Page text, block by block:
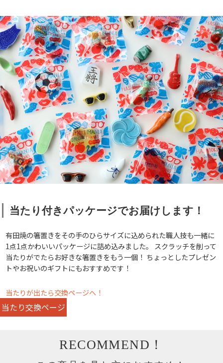
当たり付きパッケージでお届けします！
有田焼の箸置きをその手のひらサイズに込められた職人技も一緒に
1点1点かわいいパッケージに詰め込みました。 スクラッチを削って
当たりがでたらお好きな箸置きをもう一個！ ちょっとしたプレゼン
トやお祝いのギフトにもおすすめです！
当たりが出たら交換ページへ！
当たり交換ページ
RECOMMEND！